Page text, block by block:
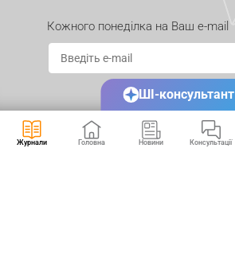
Кожного понеділка на Ваш e-mail
Журнали Головна Новини Консультації
ШІ-консультант